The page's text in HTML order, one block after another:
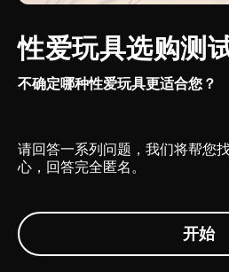
性爱玩具选购测
不确定哪种性爱玩具更适合您？
请回答一系列问题，我们将帮您
心，回答完全匿名。